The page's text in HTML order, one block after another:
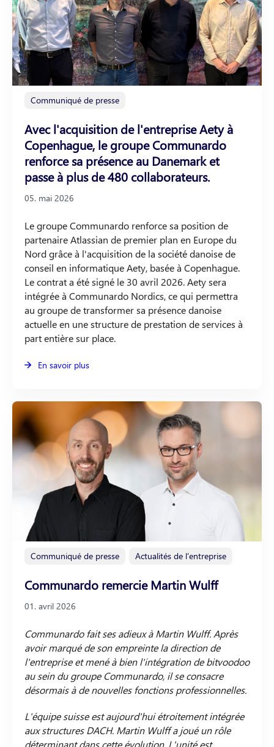
Communiqué de presse
Avec l'acquisition de l'entreprise Aety à
Copenhague, le groupe Communardo
renforce sa présence au Danemark et
passe à plus de 480 collaborateurs.
05. mai 2026
Le groupe Communardo renforce sa position de
partenaire Atlassian de premier plan en Europe du
Nord grâce à l'acquisition de la société danoise de
conseil en informatique Aety, basée à Copenhague.
Le contrat a été signé le 30 avril 2026. Aety sera
intégrée à Communardo Nordics, ce qui permettra
au groupe de transformer sa présence danoise
actuelle en une structure de prestation de services à
part entière sur place.
En savoir plus
Communiqué de presse Actualités de l'entreprise
Communardo remercie Martin Wulff
01. avril 2026
Communardo fait ses adieux à Martin Wulff. Après
avoir marqué de son empreinte la direction de
l'entreprise et mené à bien l'intégration de bitvoodoo
au sein du groupe Communardo, il se consacre
désormais à de nouvelles fonctions professionnelles.
L'équipe suisse est aujourd'hui étroitement intégrée
aux structures DACH. Martin Wulff a joué un rôle